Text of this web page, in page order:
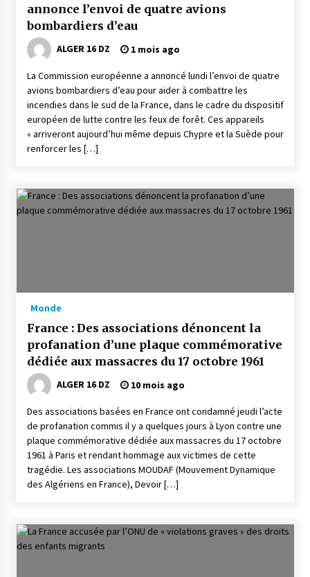
annonce l’envoi de quatre avions
bombardiers d’eau
ALGER 16 DZ 1 mois ago
La Commission européenne a annoncé lundi l’envoi de quatre
avions bombardiers d’eau pour aider à combattre les
incendies dans le sud de la France, dans le cadre du dispositif
européen de lutte contre les feux de forêt. Ces appareils
« arriveront aujourd’hui même depuis Chypre et la Suède pour
renforcer les […]
Monde
France : Des associations dénoncent la
profanation d’une plaque commémorative
dédiée aux massacres du 17 octobre 1961
ALGER 16 DZ 10 mois ago
Des associations basées en France ont condamné jeudi l’acte
de profanation commis il y a quelques jours à Lyon contre une
plaque commémorative dédiée aux massacres du 17 octobre
1961 à Paris et rendant hommage aux victimes de cette
tragédie. Les associations MOUDAF (Mouvement Dynamique
des Algériens en France), Devoir […]